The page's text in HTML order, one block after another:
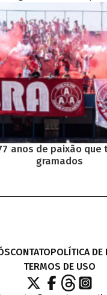
anos de paixão que
gramados
CONTATOPOLÍTICA DE
TERMOS DE USO